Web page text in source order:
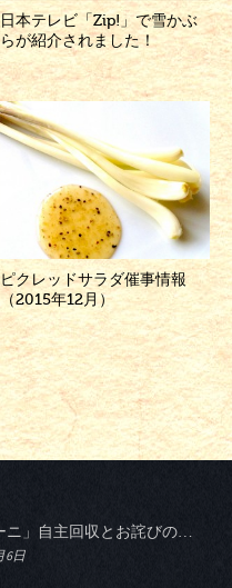
日本テレビ「Zip!」で雪かぶ
らが紹介されました！
ピクレッドサラダ催事情報
（2015年12月）
「野沢菜ズッキーニ」自主回収とお詫びのお知らせ
6日